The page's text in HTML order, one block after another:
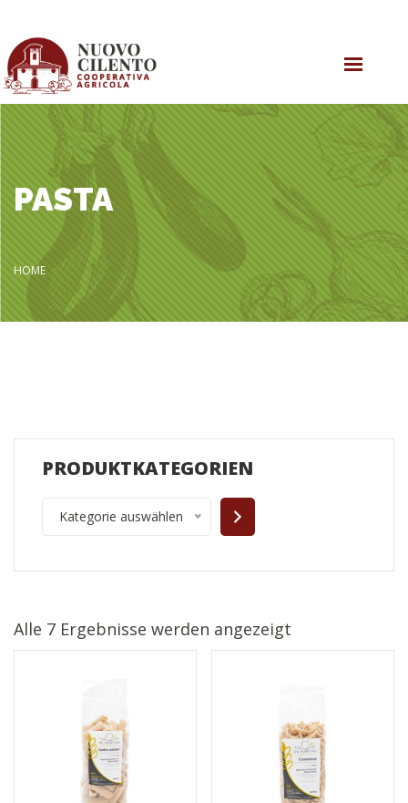
OLIVENÖL
SHOP
KOOPERATIVE
PASTA
HOME
PRODUKTKATEGORIEN
Kategorie auswählen
Alle 7 Ergebnisse werden angezeigt